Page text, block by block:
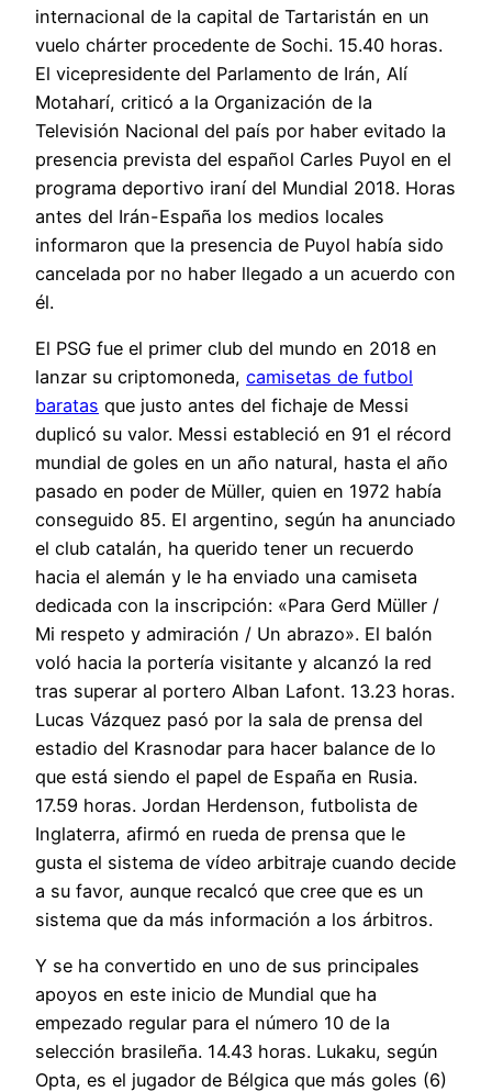
internacional de la capital de Tartaristán en un
vuelo chárter procedente de Sochi. 15.40 horas.
El vicepresidente del Parlamento de Irán, Alí
Motaharí, criticó a la Organización de la
Televisión Nacional del país por haber evitado la
presencia prevista del español Carles Puyol en el
programa deportivo iraní del Mundial 2018. Horas
antes del Irán-España los medios locales
informaron que la presencia de Puyol había sido
cancelada por no haber llegado a un acuerdo con
él.
El PSG fue el primer club del mundo en 2018 en
lanzar su criptomoneda, camisetas de futbol
baratas que justo antes del fichaje de Messi
duplicó su valor. Messi estableció en 91 el récord
mundial de goles en un año natural, hasta el año
pasado en poder de Müller, quien en 1972 había
conseguido 85. El argentino, según ha anunciado
el club catalán, ha querido tener un recuerdo
hacia el alemán y le ha enviado una camiseta
dedicada con la inscripción: «Para Gerd Müller /
Mi respeto y admiración / Un abrazo». El balón
voló hacia la portería visitante y alcanzó la red
tras superar al portero Alban Lafont. 13.23 horas.
Lucas Vázquez pasó por la sala de prensa del
estadio del Krasnodar para hacer balance de lo
que está siendo el papel de España en Rusia.
17.59 horas. Jordan Herdenson, futbolista de
Inglaterra, afirmó en rueda de prensa que le
gusta el sistema de vídeo arbitraje cuando decide
a su favor, aunque recalcó que cree que es un
sistema que da más información a los árbitros.
Y se ha convertido en uno de sus principales
apoyos en este inicio de Mundial que ha
empezado regular para el número 10 de la
selección brasileña. 14.43 horas. Lukaku, según
Opta, es el jugador de Bélgica que más goles (6)